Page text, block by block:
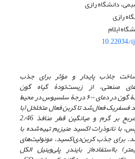
دانشگاه رازی
رازی
ایلام
10.22034/
جاذب پایدار و مؤثر برای جذب
صنعتی، از زیستتودۀ گیاه گون
است. ابتدا ریشۀ گون در دمای ۶۰۰ درجۀ سلسیوس در محیط
فسفریک فعالشد تا کربن فعال متخلخل (با
بر گرم و میانگین قطر منافذ 2/46
با نانوذرات اکسید منیزیم تهیهشده با
برای جذب کربندی‌اکسید، مونولیتهای
از بایندر پلیوینیل الکل